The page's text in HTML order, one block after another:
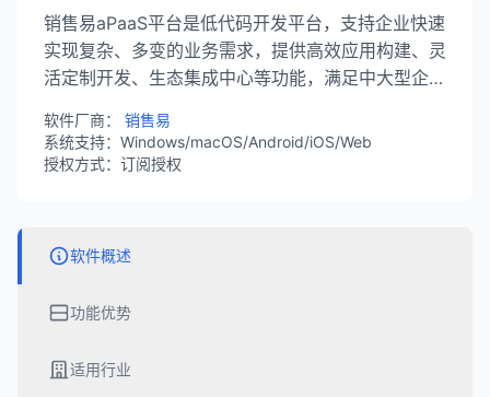
销售易aPaaS平台是低代码开发平台，支持企业快速
实现复杂、多变的业务需求，提供高效应用构建、灵
活定制开发、生态集成中心等功能，满足中大型企业
软件厂商： 销售易
系统支持：Windows/macOS/Android/iOS/Web
授权方式：订阅授权
软件概述
功能优势
适用行业